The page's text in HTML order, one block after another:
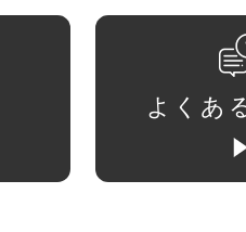
よくあ